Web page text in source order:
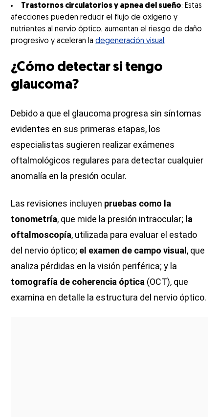
Trastornos circulatorios y apnea del sueño: Estas
afecciones pueden reducir el flujo de oxígeno y
nutrientes al nervio óptico, aumentan el riesgo de daño
progresivo y aceleran ladegeneración visual.
¿Cómo detectar si tengo
glaucoma?
Debido a que el glaucoma progresa sin síntomas
evidentes en sus primeras etapas, los
especialistas sugieren realizar exámenes
oftalmológicos regulares para detectar cualquier
anomalía en la presión ocular.
Las revisiones incluyen pruebas como la
tonometría, que mide la presión intraocular; la
oftalmoscopía, utilizada para evaluar el estado
del nervio óptico; el examen de campo visual , que
analiza pérdidas en la visión periférica; y la
tomografía de coherencia óptica (OCT), que
examina en detalle la estructura del nervio óptico.